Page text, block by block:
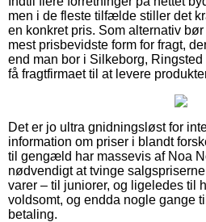
men i de fleste tilfælde stiller det
en konkret pris. Som alternativ
mest prisbevidste form for fragt,
end man bor i Silkeborg,
få fragtfirmaet til at levere
Det er jo ultra gnidningsløst for
information om priser i blandt
til gengæld har massevis af Noa
nødvendigt at tvinge
varer – til juniorer, og ligeledes til
voldsomt, og endda nogle gange
betaling.